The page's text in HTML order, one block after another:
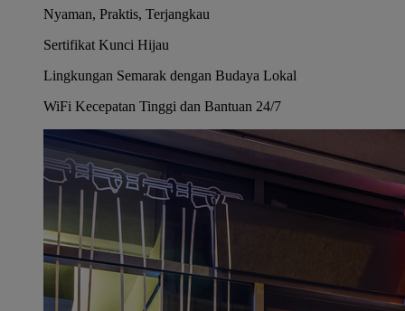
Nyaman, Praktis, Terjangkau
Sertifikat Kunci Hijau
Lingkungan Semarak dengan Budaya Lokal
WiFi Kecepatan Tinggi dan Bantuan 24/7